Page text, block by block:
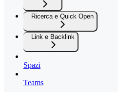
Ricerca e Quick Open
Link e Backlink
Spazi
Teams